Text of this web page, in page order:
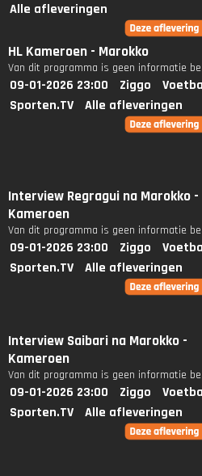
Alle afleveringen
HL Kameroen - Marokko
Van dit programma is geen informatie
09-01-2026 23:00 Ziggo
Sporten.TV
Alle afleveringen
Interview Regragui na Marokko -
Kameroen
Van dit programma is geen informatie
09-01-2026 23:00 Ziggo
Sporten.TV
Alle afleveringen
Interview Saibari na Marokko -
Kameroen
Van dit programma is geen informatie
09-01-2026 23:00 Ziggo
Sporten.TV
Alle afleveringen